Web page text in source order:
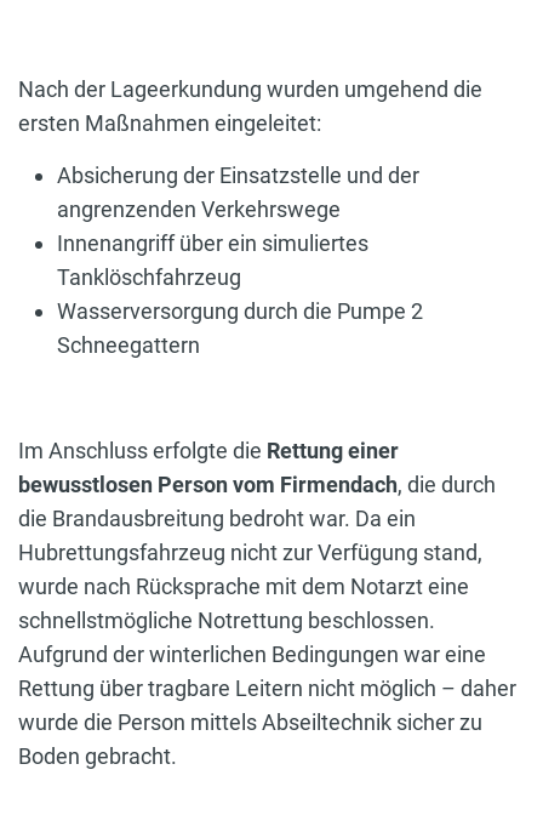
Nach der Lageerkundung wurden umgehend die
ersten Maßnahmen eingeleitet:
Absicherung der Einsatzstelle und der
angrenzenden Verkehrswege
Innenangriff über ein simuliertes
Tanklöschfahrzeug
Wasserversorgung durch die Pumpe 2
Schneegattern
Im Anschluss erfolgte die Rettung einer
bewusstlosen Person vom Firmendach, die durch
die Brandausbreitung bedroht war. Da ein
Hubrettungsfahrzeug nicht zur Verfügung stand,
wurde nach Rücksprache mit dem Notarzt eine
schnellstmögliche Notrettung beschlossen.
Aufgrund der winterlichen Bedingungen war eine
Rettung über tragbare Leitern nicht möglich – daher
wurde die Person mittels Abseiltechnik sicher zu
Boden gebracht.